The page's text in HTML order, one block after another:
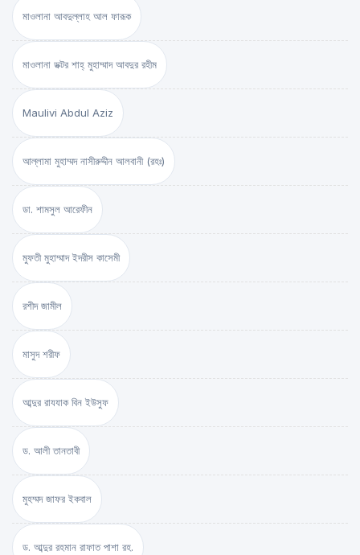
মাওলানা আবদুল্লাহ আল ফারূক
মাওলানা ডক্টর শাহ্‌ মুহাম্মাদ আবদুর রহীম
Maulivi Abdul Aziz
আল্লামা মুহাম্মদ নাসীরুদ্দীন আলবানী (রহঃ)
ডা. শামসুল আরেফীন
মুফতী মুহাম্মাদ ইদরীস কাসেমী
রশীদ জামীল
মাসুদ শরীফ
আব্দুর রাযযাক বিন ইউসুফ
ড. আলী তানতাবী
মুহম্মদ জাফর ইকবাল
ড. আব্দুর রহমান রাফাত পাশা রহ.